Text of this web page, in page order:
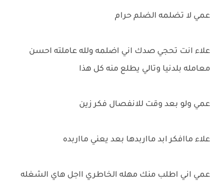
عمي لا تضلمه الضلم حرام
علاء انت تحجي صدك اني اضلمه ولله عاملته احسن
معامله بلدنيا وتالي يطلع منه كل هذا
عمي ولو بعد وقت للانفصال فكر زين
علاء ماافكر ابد مااربدها بعد يعني مااربده
عمي اني اطلب منك مهله الخاطري ااجل هاي الشغله